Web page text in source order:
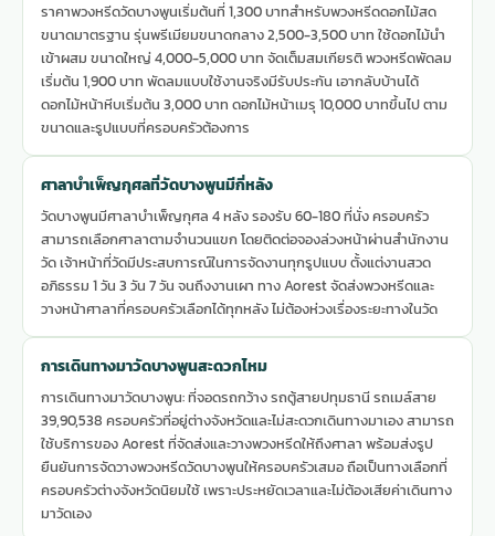
ราคาพวงหรีดวัดบางพูนเริ่มต้นที่ 1,300 บาทสำหรับพวงหรีดดอกไม้สด
ขนาดมาตรฐาน รุ่นพรีเมียมขนาดกลาง 2,500-3,500 บาท ใช้ดอกไม้นำ
เข้าผสม ขนาดใหญ่ 4,000-5,000 บาท จัดเต็มสมเกียรติ พวงหรีดพัดลม
เริ่มต้น 1,900 บาท พัดลมแบบใช้งานจริงมีรับประกัน เอากลับบ้านได้
ดอกไม้หน้าหีบเริ่มต้น 3,000 บาท ดอกไม้หน้าเมรุ 10,000 บาทขึ้นไป ตาม
ขนาดและรูปแบบที่ครอบครัวต้องการ
ศาลาบำเพ็ญกุศลที่วัดบางพูนมีกี่หลัง
วัดบางพูนมีศาลาบำเพ็ญกุศล 4 หลัง รองรับ 60-180 ที่นั่ง ครอบครัว
สามารถเลือกศาลาตามจำนวนแขก โดยติดต่อจองล่วงหน้าผ่านสำนักงาน
วัด เจ้าหน้าที่วัดมีประสบการณ์ในการจัดงานทุกรูปแบบ ตั้งแต่งานสวด
อภิธรรม 1 วัน 3 วัน 7 วัน จนถึงงานเผา ทาง Aorest จัดส่งพวงหรีดและ
วางหน้าศาลาที่ครอบครัวเลือกได้ทุกหลัง ไม่ต้องห่วงเรื่องระยะทางในวัด
การเดินทางมาวัดบางพูนสะดวกไหม
การเดินทางมาวัดบางพูน: ที่จอดรถกว้าง รถตู้สายปทุมธานี รถเมล์สาย
39,90,538 ครอบครัวที่อยู่ต่างจังหวัดและไม่สะดวกเดินทางมาเอง สามารถ
ใช้บริการของ Aorest ที่จัดส่งและวางพวงหรีดให้ถึงศาลา พร้อมส่งรูป
ยืนยันการจัดวางพวงหรีดวัดบางพูนให้ครอบครัวเสมอ ถือเป็นทางเลือกที่
ครอบครัวต่างจังหวัดนิยมใช้ เพราะประหยัดเวลาและไม่ต้องเสียค่าเดินทาง
มาวัดเอง